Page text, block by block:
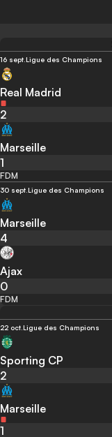
16 sept. Ligue des Champions
Real Madrid
2
Marseille
1
FDM
30 sept. Ligue des Champions
Marseille
4
Ajax
0
FDM
22 oct. Ligue des Champions
Sporting CP
2
Marseille
1